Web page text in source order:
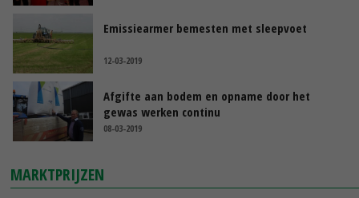
Emissiearmer bemesten met sleepvoet
12-03-2019
Afgifte aan bodem en opname door het
gewas werken continu
08-03-2019
MARKTPRIJZEN